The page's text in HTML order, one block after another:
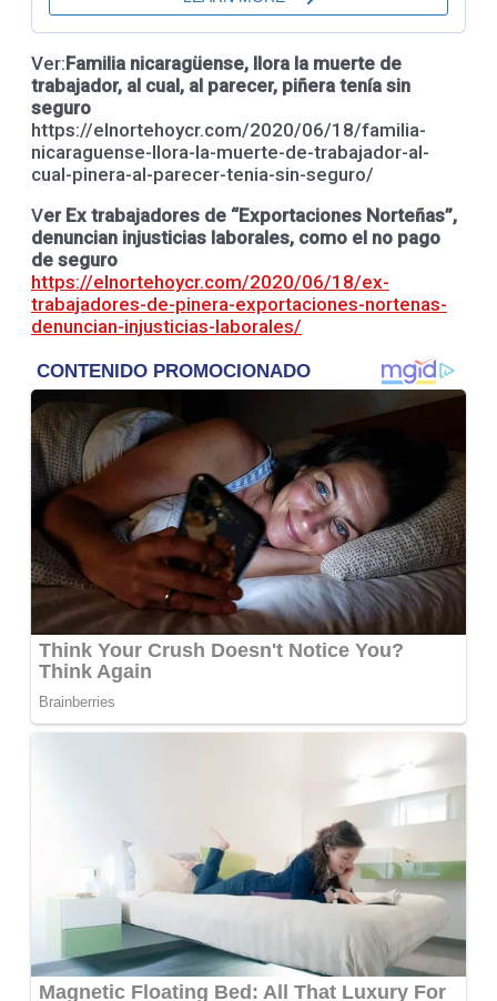
Ver:Familia nicaragüense, llora la muerte de
trabajador, al cual, al parecer, piñera tenía sin
seguro
https://elnortehoycr.com/2020/06/18/familia-
nicaraguense-llora-la-muerte-de-trabajador-al-
cual-pinera-al-parecer-tenia-sin-seguro/
Ver Ex trabajadores de “Exportaciones Norteñas”,
denuncian injusticias laborales, como el no pago
de seguro
https://elnortehoycr.com/2020/06/18/ex-
trabajadores-de-pinera-exportaciones-nortenas-
denuncian-injusticias-laborales/